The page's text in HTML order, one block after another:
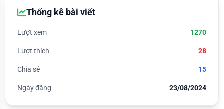
Thống kê bài viết
Lượt xem 1270
Lượt thích 28
Chia sẻ 15
Ngày đăng 23/08/2024